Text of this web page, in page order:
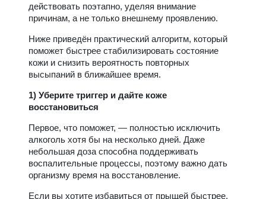
действовать поэтапно, уделяя внимание
причинам, а не только внешнему проявлению.
Ниже приведён практический алгоритм, который
поможет быстрее стабилизировать состояние
кожи и снизить вероятность повторных
высыпаний в ближайшее время.
1) Уберите триггер и дайте коже
восстановиться
Первое, что поможет, — полностью исключить
алкоголь хотя бы на несколько дней. Даже
небольшая доза способна поддерживать
воспалительные процессы, поэтому важно дать
организму время на восстановление.
Если вы хотите избавиться от прыщей быстрее,